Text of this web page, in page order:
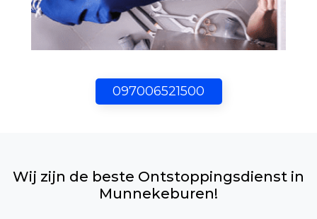
097006521500
Wij zijn de beste Ontstoppingsdienst in
Munnekeburen!